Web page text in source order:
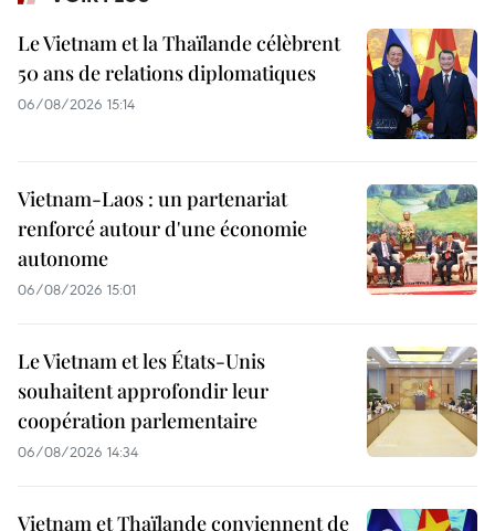
Le Vietnam et la Thaïlande célèbrent
50 ans de relations diplomatiques
06/08/2026 15:14
Vietnam-Laos : un partenariat
renforcé autour d'une économie
autonome
06/08/2026 15:01
Le Vietnam et les États-Unis
souhaitent approfondir leur
coopération parlementaire
06/08/2026 14:34
Vietnam et Thaïlande conviennent de